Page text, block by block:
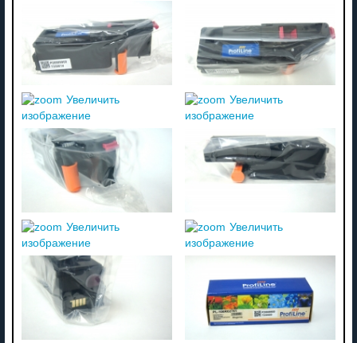
Увеличить
изображение
Увеличить
изображение
Увеличить
изображение
Увеличить
изображение